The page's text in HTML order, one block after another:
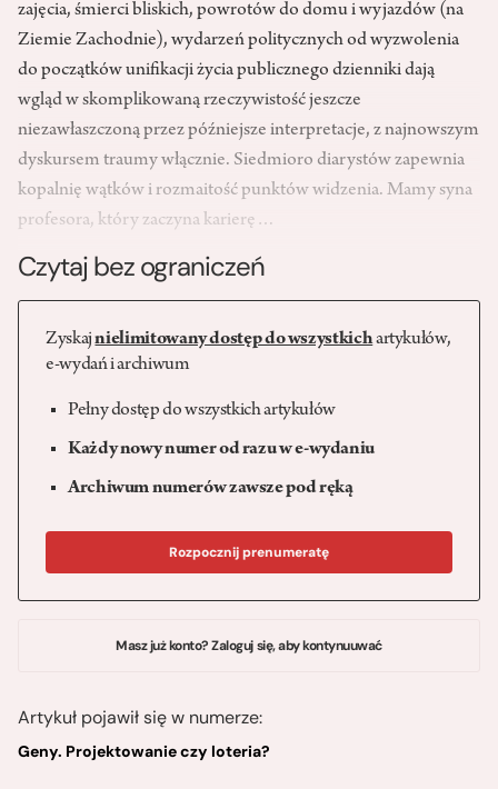
zajęcia, śmierci bliskich, powrotów do domu i wyjazdów (na
Ziemie Zachodnie), wydarzeń politycznych od wyzwolenia
do początków unifikacji życia publicznego dzienniki dają
wgląd w skomplikowaną rzeczywistość jeszcze
niezawłaszczoną przez późniejsze interpretacje, z najnowszym
dyskursem traumy włącznie. Siedmioro diarystów zapewnia
kopalnię wątków i rozmaitość punktów widzenia. Mamy syna
profesora, który zaczyna karierę…
Czytaj bez ograniczeń
Zyskajnielimitowany dostęp do wszystkichartykułów,
e-wydań i archiwum
Pełny dostęp do wszystkich artykułów
Każdy nowy numer od razu w e-wydaniu
Archiwum numerów zawsze pod ręką
Rozpocznij prenumeratę
Masz już konto? Zaloguj się, aby kontynuuwać
Artykuł pojawił się w numerze:
Geny. Projektowanie czy loteria?